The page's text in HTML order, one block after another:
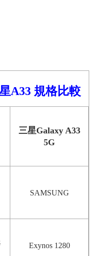
A33 規格比較
三星Galaxy A33
5G
SAMSUNG
Exynos 1280